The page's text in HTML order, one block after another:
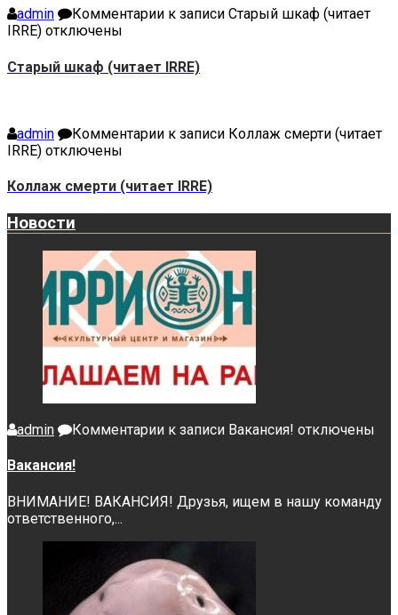
admin Комментарии к записи Старый шкаф (читает
IRRE) отключены
Старый шкаф (читает IRRE)
admin Комментарии к записи Коллаж смерти (читает
IRRE) отключены
Коллаж смерти (читает IRRE)
Новости
admin Комментарии к записи Вакансия! отключены
Вакансия!
ВНИМАНИЕ! ВАКАНСИЯ! Друзья, ищем в нашу команду
ответственного,...